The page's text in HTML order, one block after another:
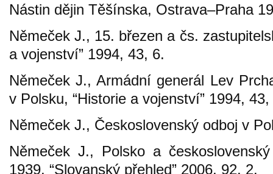
Nástin dějin Těšínska, Ostrava–Praha
Němeček J., 15. březen a čs.
a vojenství” 1994, 43, 6.
Němeček J., Armádní generál Lev
v Polsku, “Historie a vojenství” 1994,
Němeček J., Československý odboj v
Němeček J., Polsko a
1939, “Slovanský přehled” 2006, 92, 2.